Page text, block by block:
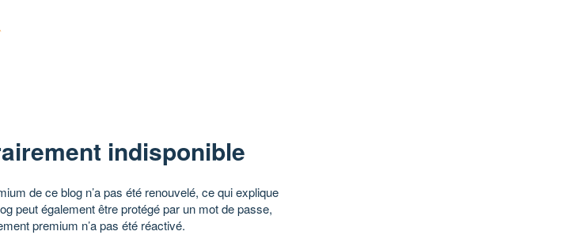
indisponible
de ce blog n’a pas été renouvelé, ce qui explique
peut également être protégé par un mot de passe,
premium n’a pas été réactivé.